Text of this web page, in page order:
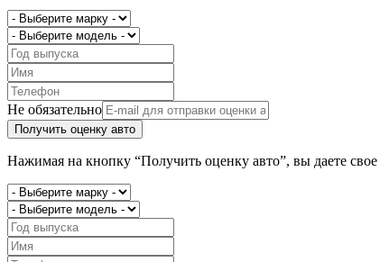
Не обязательно
Получить оценку авто
Нажимая на кнопку “Получить оценку авто”, вы даете свое